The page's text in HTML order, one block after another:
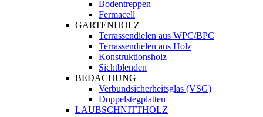
Bodentreppen
Fermacell
GARTENHOLZ
Terrassendielen aus WPC/BPC
Terrassendielen aus Holz
Konstruktionsholz
Sichtblenden
BEDACHUNG
Verbundsicherheitsglas (VSG)
Doppelstegplatten
LAUBSCHNITTHOLZ